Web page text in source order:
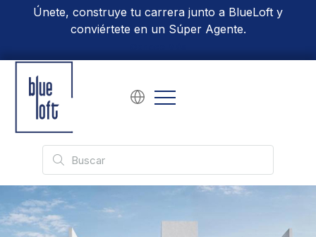
Únete, construye tu carrera junto a BlueLoft y
conviértete en un Súper Agente.